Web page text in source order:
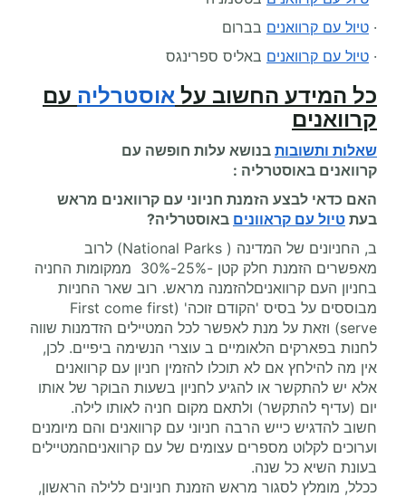
· טיול עם קרוואנים בברום
· טיול עם קרוואנים באליס ספרינגס
כל המידע החשוב על אוסטרליה עם
קרוואנים
שאלות ותשובות בנושא עלות חופשה עם
קרוואנים באוסטרליה :
האם כדאי לבצע הזמנת חניוני עם קרוואנים מראש
בעת טיול עם קראוונים באוסטרליה?
ב, החניונים של המדינה ( National Parks) לרוב
מאפשרים הזמנת חלק קטן -25%-30% ממקומות החניה
בחניון העם קרוואניםלהזמנה מראש. רוב שאר החניות
מבוססים על בסיס 'הקודם זוכה' (First come first
serve) וזאת על מנת לאפשר לכל המטיילים הזדמנות שווה
לחנות בפארקים הלאומיים ב עוצרי הנשימה ביפיים. לכן,
אין מה להילחץ אם לא תוכלו להזמין חניון עם קרוואנים
אלא יש להתקשר או להגיע לחניון בשעות הבוקר של אותו
יום (עדיף להתקשר) ולתאם מקום חניה לאותו לילה.
חשוב להדגיש כייש הרבה חניוני עם קרוואנים והם מיומנים
וערוכים לקלוט מספרים עצומים של עם קרוואניםהמטיילים
בעונת השיא כל שנה.
ככלל, מומלץ לסגור מראש הזמנת חניונים ללילה הראשון,